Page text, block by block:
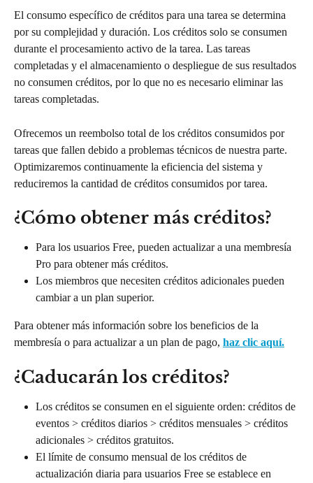
El consumo específico de créditos para una tarea se determina
por su complejidad y duración. Los créditos solo se consumen
durante el procesamiento activo de la tarea. Las tareas
completadas y el almacenamiento o despliegue de sus resultados
no consumen créditos, por lo que no es necesario eliminar las
tareas completadas.
Ofrecemos un reembolso total de los créditos consumidos por
tareas que fallen debido a problemas técnicos de nuestra parte.
Optimizaremos continuamente la eficiencia del sistema y
reduciremos la cantidad de créditos consumidos por tarea.
¿Cómo obtener más créditos?
Para los usuarios Free, pueden actualizar a una membresía
Pro para obtener más créditos.
Los miembros que necesiten créditos adicionales pueden
cambiar a un plan superior.
Para obtener más información sobre los beneficios de la
membresía o para actualizar a un plan de pago, haz clic aquí.
¿Caducarán los créditos?
Los créditos se consumen en el siguiente orden: créditos de
eventos > créditos diarios > créditos mensuales > créditos
adicionales > créditos gratuitos.
El límite de consumo mensual de los créditos de
actualización diaria para usuarios Free se establece en